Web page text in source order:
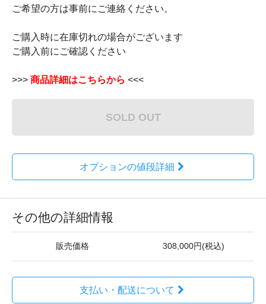
ご希望の方は事前にご連絡ください。
ご購入時に在庫切れの場合がございます
ご購入前にご確認ください
>>> 商品詳細はこちらから <<<
SOLD OUT
オプションの値段詳細
その他の詳細情報
販売価格 308,000円(税込)
支払い・配送について